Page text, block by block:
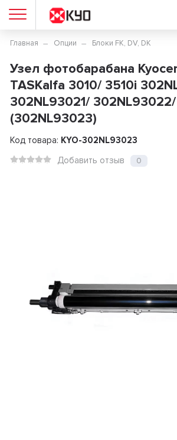
Главная Опции Блоки FK, DV, DK
Узел фотобарабана
TASKalfa 3010/ 3510i
302NL93021/
(302NL93023)
Код товара: KYO-302NL93023
Добавить отзыв
0